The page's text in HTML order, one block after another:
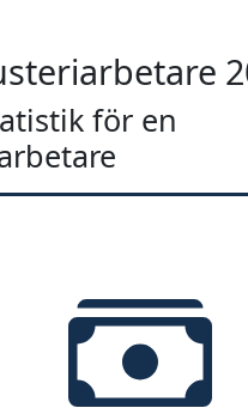
för en